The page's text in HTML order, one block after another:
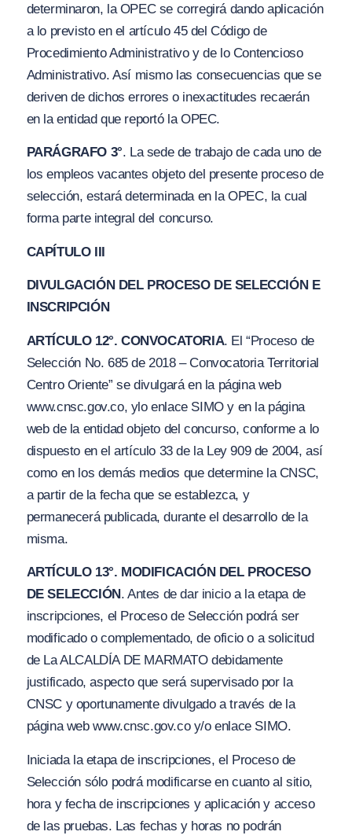
determinaron, la OPEC se corregirá dando aplicación
a lo previsto en el artículo 45 del Código de
Procedimiento Administrativo y de lo Contencioso
Administrativo. Así mismo las consecuencias que se
deriven de dichos errores o inexactitudes recaerán
en la entidad que reportó la OPEC.
PARÁGRAFO 3°. La sede de trabajo de cada uno de
los empleos vacantes objeto del presente proceso de
selección, estará determinada en la OPEC, la cual
forma parte integral del concurso.
CAPÍTULO III
DIVULGACIÓN DEL PROCESO DE SELECCIÓN E
INSCRIPCIÓN
ARTÍCULO 12°. CONVOCATORIA. El “Proceso de
Selección No. 685 de 2018 – Convocatoria Territorial
Centro Oriente” se divulgará en la página web
www.cnsc.gov.co, ylo enlace SIMO y en la página
web de la entidad objeto del concurso, conforme a lo
dispuesto en el artículo 33 de la Ley 909 de 2004, así
como en los demás medios que determine la CNSC,
a partir de la fecha que se establezca, y
permanecerá publicada, durante el desarrollo de la
misma.
ARTÍCULO 13°. MODIFICACIÓN DEL PROCESO
DE SELECCIÓN . Antes de dar inicio a la etapa de
inscripciones, el Proceso de Selección podrá ser
modificado o complementado, de oficio o a solicitud
de La ALCALDÍA DE MARMATO debidamente
justificado, aspecto que será supervisado por la
CNSC y oportunamente divulgado a través de la
página web www.cnsc.gov.co y/o enlace SIMO.
Iniciada la etapa de inscripciones, el Proceso de
Selección sólo podrá modificarse en cuanto al sitio,
hora y fecha de inscripciones y aplicación y acceso
de las pruebas. Las fechas y horas no podrán